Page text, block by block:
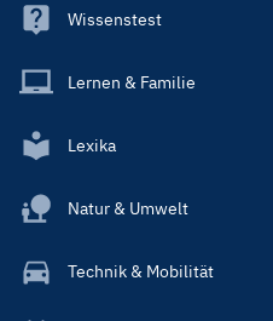
Wissenstest
Lernen & Familie
Lexika
Natur & Umwelt
Technik & Mobilität